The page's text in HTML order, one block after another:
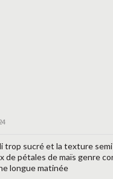
trop sucré et la texture
de pétales de maïs genre
longue matinée